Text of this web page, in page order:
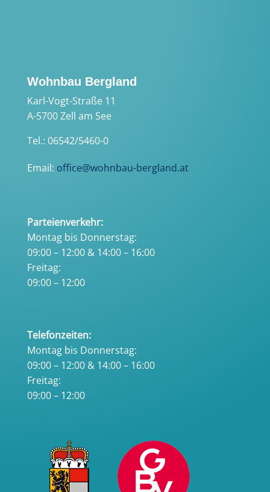
Wohnbau Bergland
Karl-Vogt-Straße 11
A-5700 Zell am See
Tel.: 06542/5460-0
Email: office@wohnbau-bergland.at
Parteienverkehr:
Montag bis Donnerstag:
09:00 – 12:00 & 14:00 – 16:00
Freitag:
09:00 – 12:00
Telefonzeiten:
Montag bis Donnerstag:
09:00 – 12:00 & 14:00 – 16:00
Freitag:
09:00 – 12:00